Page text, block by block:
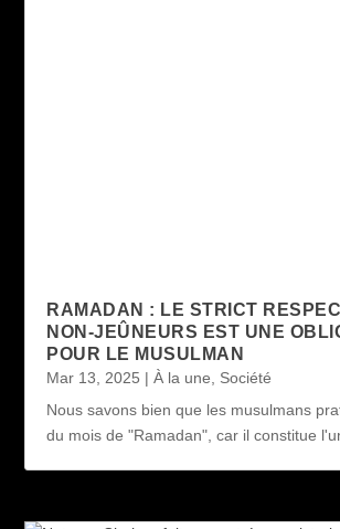
RAMADAN : LE STRICT
NON-JEÛNEURS EST UNE
POUR LE MUSULMAN
Mar 13, 2025 |À la une
Société
Nous savons bien que les musulmans
du mois de "Ramadan", car il constitue